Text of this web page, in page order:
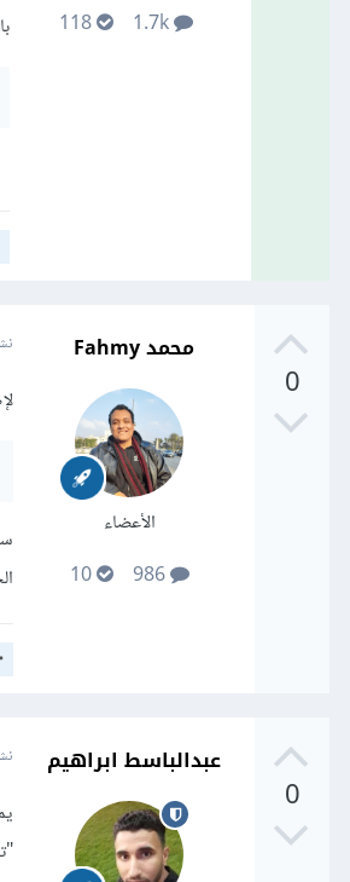
1.7k
118
0
محمد Fahmy
الأعضاء
986
10
0
عبدالباسط ابراهيم